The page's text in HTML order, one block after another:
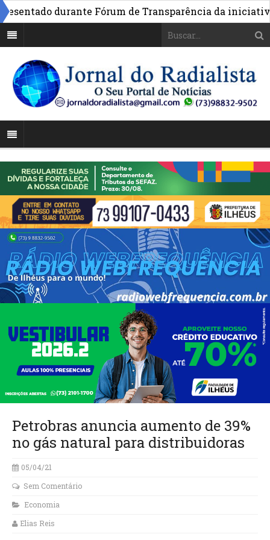
durante Fórum de Transparência da iniciativa
Petrobras anuncia aumento de 39%
no gás natural para distribuidoras
05/04/21
Sem Comentário
Economia
Elias Reis